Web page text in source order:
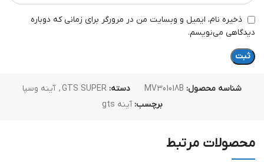
ذخیره نام، ایمیل و وبسایت من در مرورگر برای زمانی که دوباره
دیدگاهی می‌نویسم.
شناسه محصول: MV301018B دسته: GTS SUPER
, آینه وسپا
برچسب: آینه gts
محصولات مرتبط